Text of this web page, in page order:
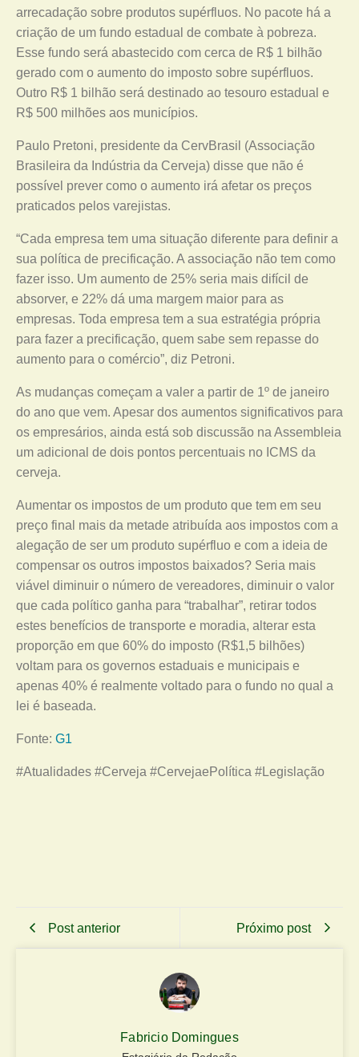
arrecadação sobre produtos supérfluos. No pacote há a
criação de um fundo estadual de combate à pobreza.
Esse fundo será abastecido com cerca de R$ 1 bilhão
gerado com o aumento do imposto sobre supérfluos.
Outro R$ 1 bilhão será destinado ao tesouro estadual e
R$ 500 milhões aos municípios.
Paulo Pretoni, presidente da CervBrasil (Associação
Brasileira da Indústria da Cerveja) disse que não é
possível prever como o aumento irá afetar os preços
praticados pelos varejistas.
“Cada empresa tem uma situação diferente para definir a
sua política de precificação. A associação não tem como
fazer isso. Um aumento de 25% seria mais difícil de
absorver, e 22% dá uma margem maior para as
empresas. Toda empresa tem a sua estratégia própria
para fazer a precificação, quem sabe sem repasse do
aumento para o comércio”, diz Petroni.
As mudanças começam a valer a partir de 1º de janeiro
do ano que vem. Apesar dos aumentos significativos para
os empresários, ainda está sob discussão na Assembleia
um adicional de dois pontos percentuais no ICMS da
cerveja.
Aumentar os impostos de um produto que tem em seu
preço final mais da metade atribuída aos impostos com a
alegação de ser um produto supérfluo e com a ideia de
compensar os outros impostos baixados? Seria mais
viável diminuir o número de vereadores, diminuir o valor
que cada político ganha para “trabalhar”, retirar todos
estes benefícios de transporte e moradia, alterar esta
proporção em que 60% do imposto (R$1,5 bilhões)
voltam para os governos estaduais e municipais e
apenas 40% é realmente voltado para o fundo no qual a
lei é baseada.
Fonte: G1
#Atualidades #Cerveja #CervejaePolítica #Legislação
Post anterior Próximo post
Fabricio Domingues